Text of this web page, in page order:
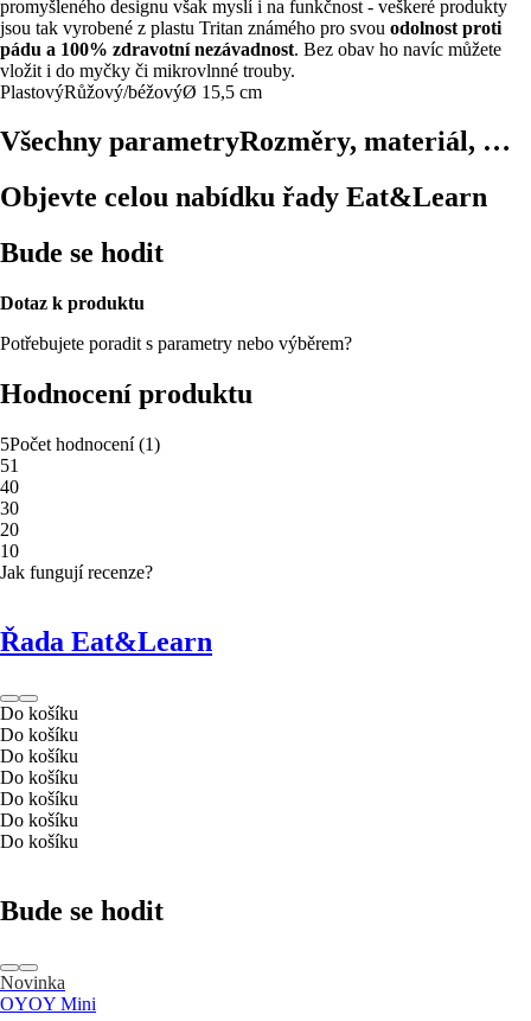
promyšleného designu však myslí i na funkčnost - veškeré produkty
jsou tak vyrobené z plastu Tritan známého pro svou odolnost proti
pádu a 100% zdravotní nezávadnost. Bez obav ho navíc můžete
vložit i do myčky či mikrovlnné trouby.
PlastovýRůžový/béžovýØ 15,5 cm
Všechny parametryRozměry, materiál, …
Objevte celou nabídku řady Eat&Learn
Bude se hodit
Dotaz k produktu
Potřebujete poradit s parametry nebo výběrem?
Hodnocení produktu
5Počet hodnocení(1)
51
40
30
20
10
Jak fungují recenze?
Řada Eat&Learn
Do košíku
Do košíku
Do košíku
Do košíku
Do košíku
Do košíku
Do košíku
Bude se hodit
Novinka
OYOY Mini